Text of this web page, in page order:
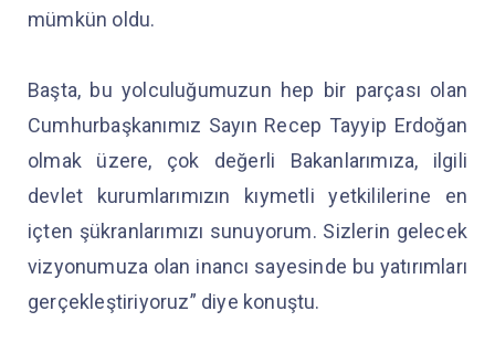
mümkün oldu.
Başta, bu yolculuğumuzun hep bir parçası olan
Cumhurbaşkanımız Sayın Recep Tayyip Erdoğan
olmak üzere, çok değerli Bakanlarımıza, ilgili
devlet kurumlarımızın kıymetli yetkililerine en
içten şükranlarımızı sunuyorum. Sizlerin gelecek
vizyonumuza olan inancı sayesinde bu yatırımları
gerçekleştiriyoruz” diye konuştu.